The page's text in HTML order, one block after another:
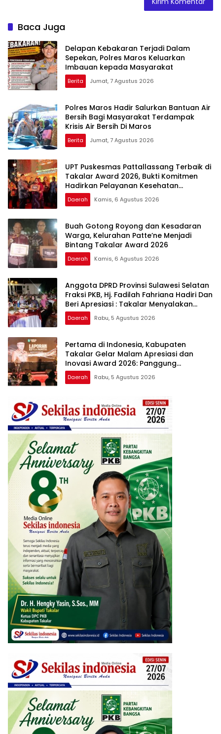
Baca Juga
Delapan Kebakaran Terjadi Dalam
Sepekan, Polres Maros Keluarkan
Imbauan kepada Masyarakat
Berita Jumat, 7 Agustus 2026
Polres Maros Hadir Salurkan Bantuan Air
Bersih Bagi Masyarakat Terdampak
Krisis Air Bersih Di Maros
Berita Jumat, 7 Agustus 2026
UPT Puskesmas Pattallassang Terbaik di
Takalar Award 2026, Bukti Komitmen
Hadirkan Pelayanan Kesehatan
Berkualitas
Daerah Kamis, 6 Agustus 2026
Buah Gotong Royong dan Kesadaran
Warga, Kelurahan Patte’ne Menjadi
Bintang Takalar Award 2026
Daerah Kamis, 6 Agustus 2026
Anggota DPRD Provinsi Sulawesi Selatan
Fraksi PKB, Hj. Fadilah Fahriana Hadiri Dan
Beri Apresiasi : Takalar Menyalakan
Lentera Pengabdian Melalui Malam
Apresiasi dan Inovasi Award 2026
Daerah Rabu, 5 Agustus 2026
Pertama di Indonesia, Kabupaten
Takalar Gelar Malam Apresiasi dan
Inovasi Award 2026: Panggung
Penghargaan bagi Pelayan Publik
Berprestasi
Daerah Rabu, 5 Agustus 2026